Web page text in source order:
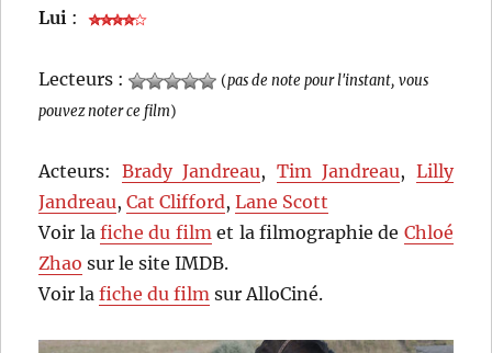
Lui :
Lecteurs : (pas de note pour l'instant, vous
pouvez noter ce film)
Acteurs: Brady Jandreau, Tim Jandreau, Lilly
Jandreau,Cat Clifford,Lane Scott
Voir lafiche du filmet la filmographie de Chloé
Zhao sur le site IMDB.
Voir lafiche du film sur AlloCiné.